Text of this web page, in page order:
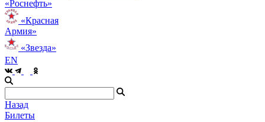
«Роснефть»
«Красная
Армия»
«Звезда»
EN
Назад
Билеты